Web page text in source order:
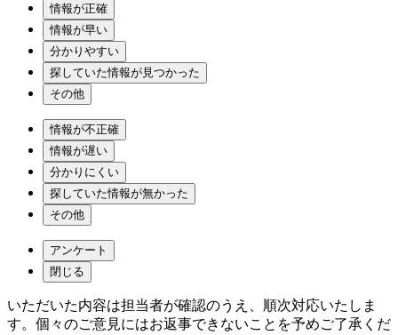
情報が正確
情報が早い
分かりやすい
探していた情報が見つかった
その他
情報が不正確
情報が遅い
分かりにくい
探していた情報が無かった
その他
アンケート
閉じる
いただいた内容は担当者が確認のうえ、順次対応いたしま
す。個々のご意見にはお返事できないことを予めご了承くだ